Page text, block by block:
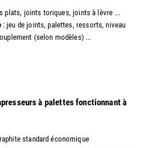
plats, joints toriques, joints à lèvre ...
: jeu de joints, palettes, ressorts, niveau
(selon modèles) ...​​
à palettes fonctionnant à
standard économique